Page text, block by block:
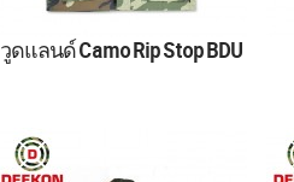
Army Uniform BDU
วูดแลนด์ Camo Rip Stop BDU